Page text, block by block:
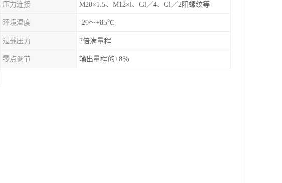
压力连接 M20×1.5、M12×l、Gl／4、Gl／2阳螺纹等
环境温度 -20～+85℃
过载压力 2倍满量程
零点调节 输出量程的±8％